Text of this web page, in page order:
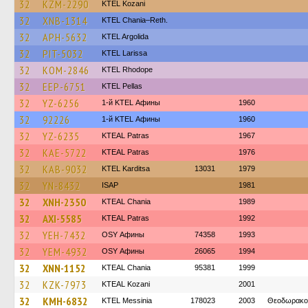
32 KZM-2290 ΚΤΕL Kozani
32 XNB-1314 KTEL Chania–Reth.
32 APH-5632 KTEL Argolida
32 PIT-5032 KTEL Larissa
32 KOM-2846 KTEL Rhodope
32 EEP-6751 KTEL Pellas
32 YZ-6256 1-й KTEL Афины 1960
32 92226 1-й KTEL Афины 1960
32 YZ-6235 KTEAL Patras 1967
32 KAE-5722 KTEAL Patras 1976
32 KAB-9032 ΚΤΕL Karditsa 13031 1979
32 YN-8432 ISAP 1981
32 XNH-2350 KTEAL Chania 1989
32 AXI-5585 KTEAL Patras 1992
32 YEH-7432 OSY Афины 74358 1993
32 YEM-4932 OSY Афины 26065 1994
32 XNN-1152 KTEAL Chania 95381 1999
32 KZK-7973 KTEAL Kozani 2001
32 KMH-6832 KTEL Messinia 178023 2003